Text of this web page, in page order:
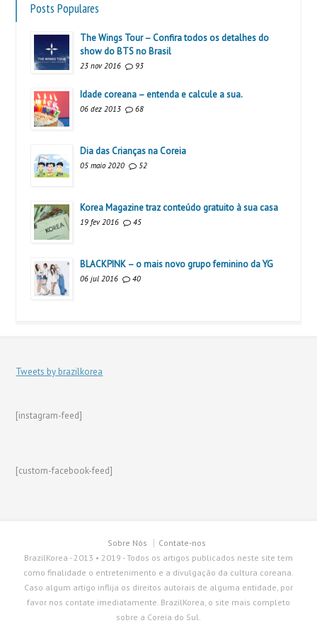
Posts Populares
The Wings Tour – Confira todos os detalhes do
show do BTS no Brasil
23 nov 2016 93
Idade coreana – entenda e calcule a sua.
06 dez 2013 68
Dia das Crianças na Coreia
05 maio 2020 52
Korea Magazine traz conteúdo gratuito à sua casa
19 fev 2016 45
BLACKPINK – o mais novo grupo feminino da YG
06 jul 2016 40
Tweets by brazilkorea
[instagram-feed]
[custom-facebook-feed]
Sobre Nós
Contate-nos
BrazilKorea - 2013 • 2019 - Todos os artigos publicados neste site tem
como finalidade o entretenimento e a divulgação da cultura coreana.
Caso algum artigo inflija os direitos autorais de alguma entidade, por
favor nos contate imediatamente. BrazilKorea, o site mais completo
sobre a Coreia do Sul.